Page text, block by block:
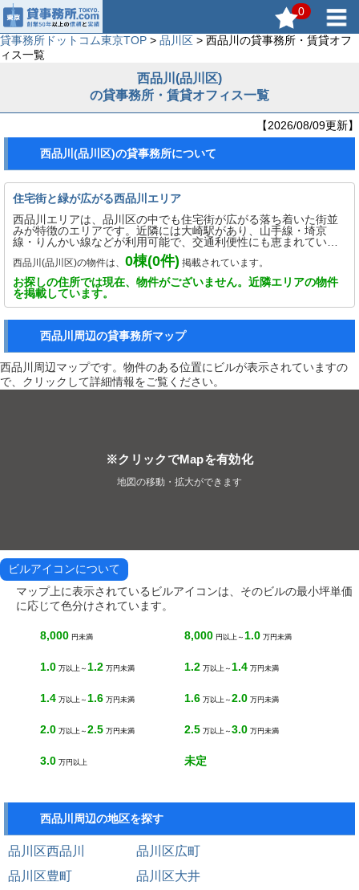
0
貸事務所ドットコム東京TOP > 品川区 > 西品川の貸事務所・賃貸オフ
ィス一覧
西品川(品川区)
の貸事務所・賃貸オフィス一覧
【2026/08/09更新】
西品川(品川区)の貸事務所について
住宅街と緑が広がる西品川エリア
西品川エリアは、品川区の中でも住宅街が広がる落ち着いた街並
みが特徴のエリアです。近隣には大崎駅があり、山手線・埼京
線・りんかい線などが利用可能で、交通利便性にも恵まれていま
す。エリア内には公園や緑地も多く、住環境としても人気があり
ます。周辺には商業施設やスーパー、飲食店も点在し、生活利便
性が高いのも魅力です。高層オフィスビルが集まる大崎エリアと
は対照的に、静かで落ち着いた雰囲気が保たれており、穏やかな
街並みの中で暮らしやすい環境が整っています。品川区の中でも
静かな住環境を求める人に人気のエリアです。
西品川(品川区)の物件は、 0棟(0件) 掲載されています。
お探しの住所では現在、物件がございません。近隣エリアの物件
を掲載しています。
西品川周辺の貸事務所マップ
西品川周辺マップです。物件のある位置にビルが表示されていますの
で、クリックして詳細情報をご覧ください。
※クリックでMapを有効化
地図の移動・拡大ができます
ビルアイコンについて
マップ上に表示されているビルアイコンは、そのビルの最小坪単価
に応じて色分けされています。
8,000 円未満 8,000 円以上～ 1.0 万円未満
1.0 万以上～ 1.2 万円未満 1.2 万以上～ 1.4 万円未満
1.4 万以上～ 1.6 万円未満 1.6 万以上～ 2.0 万円未満
2.0 万以上～ 2.5 万円未満 2.5 万以上～ 3.0 万円未満
3.0 万円以上 未定
西品川周辺の地区を探す
品川区西品川
品川区広町
品川区豊町
品川区大井